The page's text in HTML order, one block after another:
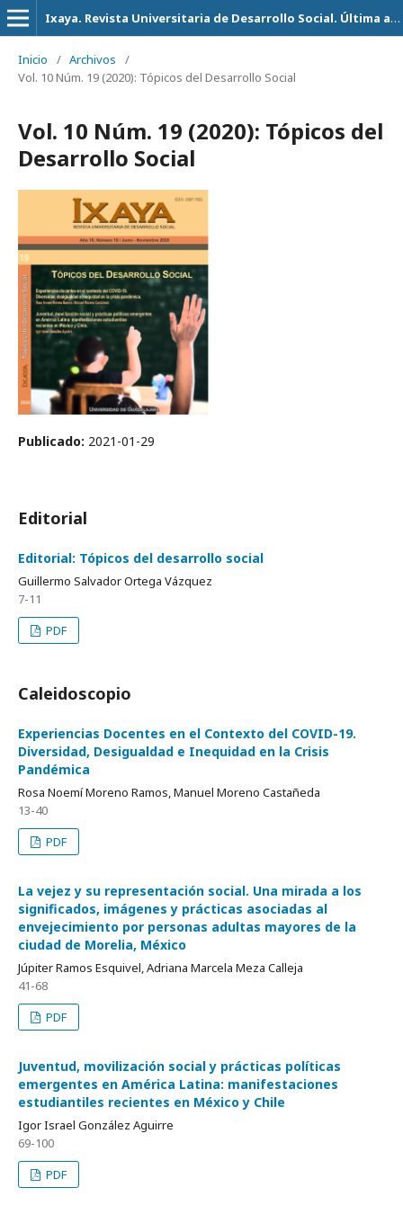
Ixaya. Revista Universitaria de Desarrollo Social. Última actualización 14 de Julio del 2026
Inicio / Archivos
/
Vol. 10 Núm. 19 (2020): Tópicos del Desarrollo Social
Vol. 10 Núm. 19 (2020): Tópicos del
Desarrollo Social
Publicado: 2021-01-29
Editorial
Editorial: Tópicos del desarrollo social
Guillermo Salvador Ortega Vázquez
7-11
PDF
Caleidoscopio
Experiencias Docentes en el Contexto del COVID-19.
Diversidad, Desigualdad e Inequidad en la Crisis
Pandémica
Rosa Noemí Moreno Ramos, Manuel Moreno Castañeda
13-40
PDF
La vejez y su representación social. Una mirada a los
significados, imágenes y prácticas asociadas al
envejecimiento por personas adultas mayores de la
ciudad de Morelia, México
Júpiter Ramos Esquivel, Adriana Marcela Meza Calleja
41-68
PDF
Juventud, movilización social y prácticas políticas
emergentes en América Latina: manifestaciones
estudiantiles recientes en México y Chile
Igor Israel González Aguirre
69-100
PDF